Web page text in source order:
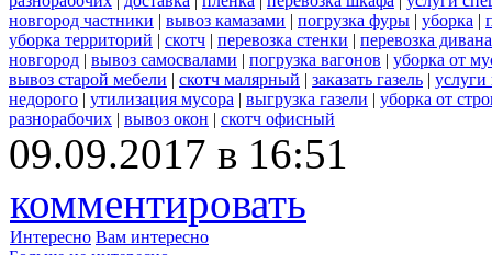
новгород частники | вывоз камазами | погрузка фуры | уборка |
уборка территорий | скотч | перевозка стенки | перевозка дивана
новгород | вывоз самосвалами | погрузка вагонов | уборка от
вывоз старой мебели | скотч малярный | заказать газель | услуги
недорого | утилизация мусора | выгрузка газели | уборка от
разнорабочих | вывоз окон | скотч офисный
09.09.2017 в 16:51
комментировать
Интересно Вам интересно